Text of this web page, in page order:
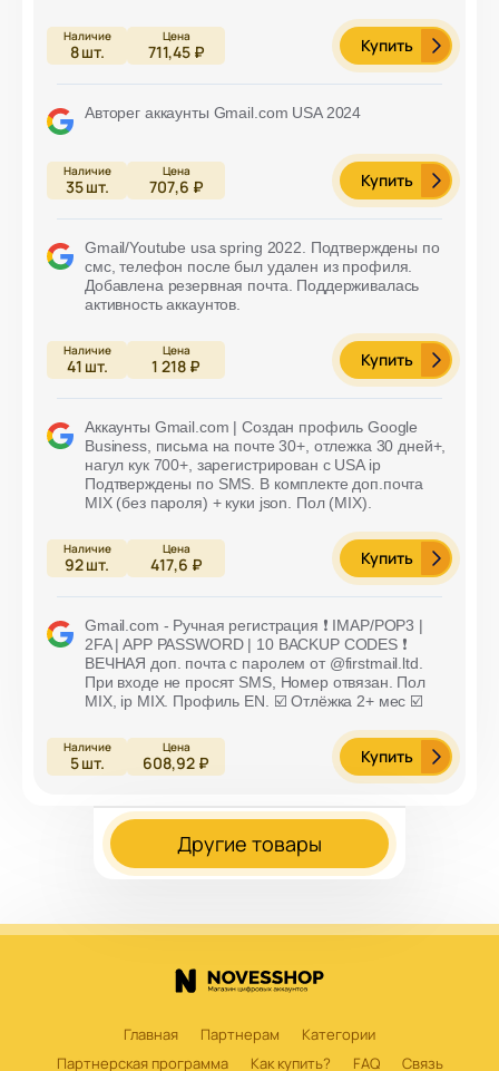
8шт. 711,45 ₽ Купить
Авторег аккаунты Gmail.com USA 2024
35шт. 707,6 ₽ Купить
Gmail/Youtube usa spring 2022. Подтверждены по
смс, телефон после был удален из профиля.
Добавлена резервная почта. Поддерживалась
активность аккаунтов.
41 шт. 1 218 ₽ Купить
Аккаунты Gmail.com | Создан профиль Google
Business, письма на почте 30+, отлежка 30 дней+,
нагул кук 700+, зарегистрирован с USA ip
Подтверждены по SMS. В комплекте доп.почта
MIX (без пароля) + куки json. Пол (MIX).
92шт. 417,6 ₽ Купить
Gmail.com - Ручная регистрация ❗️ IMAP/POP3 |
2FA | APP PASSWORD | 10 BACKUP CODES ❗️
ВЕЧНАЯ доп. почта с паролем от @firstmail.ltd.
При входе не просят SMS, Номер отвязан. Пол
MIX, ip MIX. Профиль EN. ☑️ Отлёжка 2+ мес ☑️
5шт. 608,92 ₽ Купить
Другие товары
Главная Партнерам
Категории
Партнерская программа
Как купить? FAQ Связь